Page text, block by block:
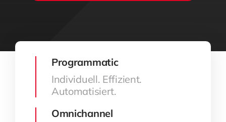
Programmatic
Individuell. Effizient.
Automatisiert.
Omnichannel